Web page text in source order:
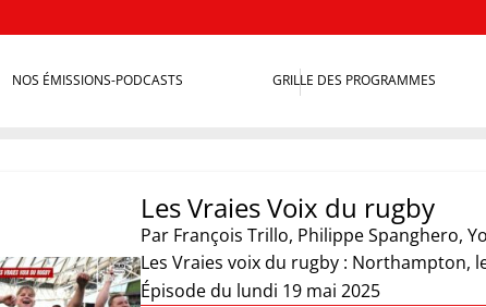
NOS ÉMISSIONS-PODCASTS GRILLE DES PROGRAMMES
Les Vraies Voix du rugby
Par François Trillo, Philippe Spanghero,
Les Vraies voix du rugby : Northampton,
Épisode du lundi 19 mai 2025